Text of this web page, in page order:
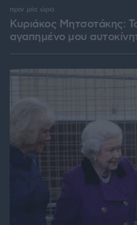
Κυριάκος Μητσοτάκης:
αγαπημένο μου
πριν μία ώρα